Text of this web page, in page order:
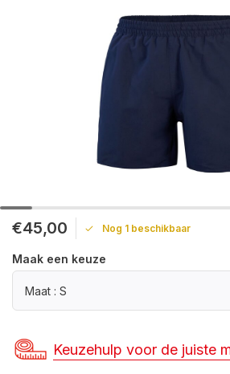
€45,00 Nog 1 beschikbaar
Maak een keuze
Maat : S
Keuzehulp voor de juiste